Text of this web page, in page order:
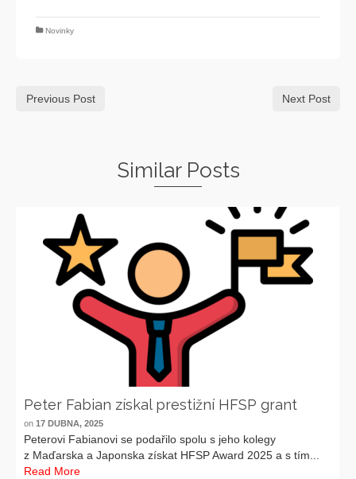
Novinky
Previous Post Next Post
Similar Posts
Peter Fabian získal prestižní HFSP grant
on 17 DUBNA, 2025
Peterovi Fabianovi se podařilo spolu s jeho kolegy
z Maďarska a Japonska získat HFSP Award 2025 a s tím...
Read More